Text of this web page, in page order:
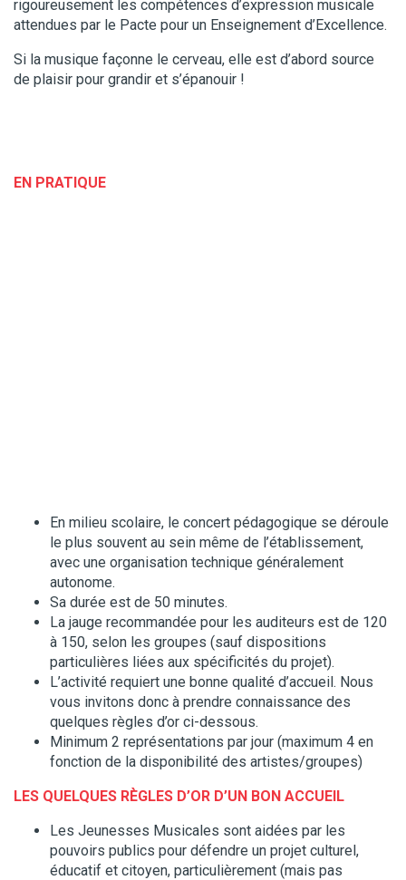
rigoureusement les compétences d’expression musicale
attendues par le Pacte pour un Enseignement d’Excellence.
Si la musique façonne le cerveau, elle est d’abord source
de plaisir pour grandir et s’épanouir !
EN PRATIQUE
En milieu scolaire, le concert pédagogique se déroule
le plus souvent au sein même de l’établissement,
avec une organisation technique généralement
autonome.
Sa durée est de 50 minutes.
La jauge recommandée pour les auditeurs est de 120
à 150, selon les groupes (sauf dispositions
particulières liées aux spécificités du projet).
L’activité requiert une bonne qualité d’accueil. Nous
vous invitons donc à prendre connaissance des
quelques règles d’or ci-dessous.
Minimum 2 représentations par jour (maximum 4 en
fonction de la disponibilité des artistes/groupes)
LES QUELQUES RÈGLES D’OR D’UN BON ACCUEIL
Les Jeunesses Musicales sont aidées par les
pouvoirs publics pour défendre un projet culturel,
éducatif et citoyen, particulièrement (mais pas